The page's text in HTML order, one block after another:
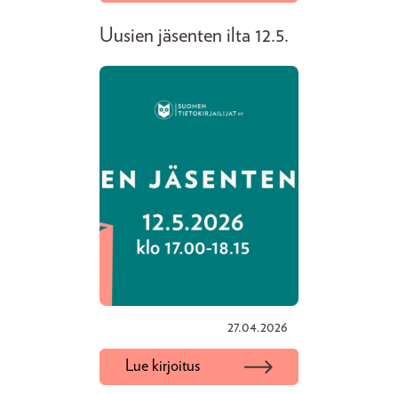
Uusien jäsenten ilta 12.5.
27.04.2026
Lue kirjoitus